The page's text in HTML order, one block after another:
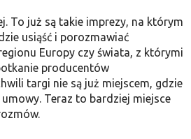
To już są takie imprezy, na którym
usiąść i porozmawiać
Europy czy świata, z którymi
producentów
targi nie są już miejscem, gdzie
Teraz to bardziej miejsce